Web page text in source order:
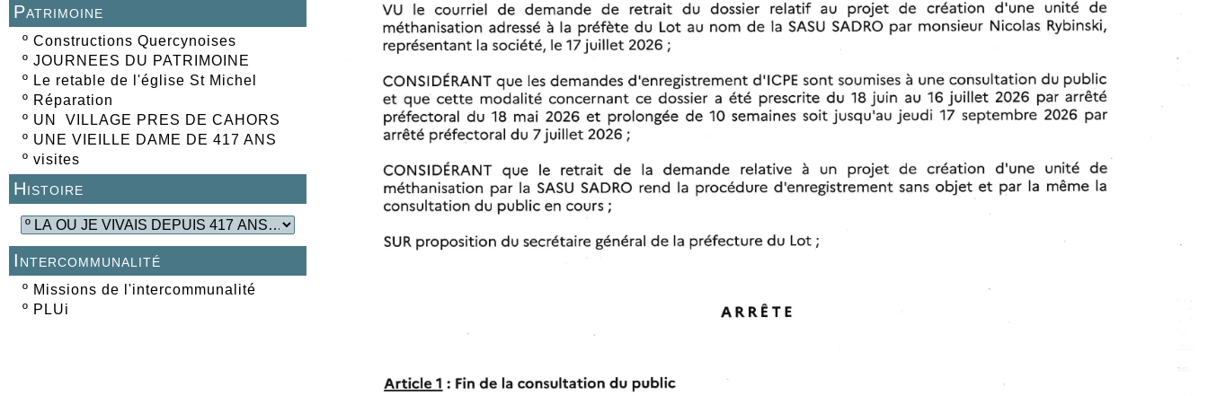
Patrimoine
º Constructions Quercynoises
º JOURNEES DU PATRIMOINE
º Le retable de l'église St Michel
º Réparation
º UN VILLAGE PRES DE CAHORS
º UNE VIEILLE DAME DE 417 ANS
º visites
Histoire
Intercommunalité
º Missions de l'intercommunalité
º PLUi